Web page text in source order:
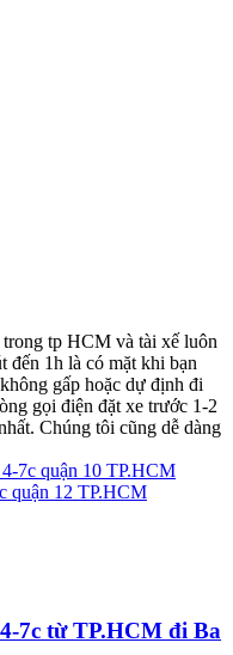
tp HCM và tài xế luôn
đến 1h là có mặt khi bạn
gấp hoặc dự định đi
gọi điện đặt xe trước 1-2
Chúng tôi cũng dễ dàng
7c quận 10 TP.HCM
quận 12 TP.HCM
7c từ TP.HCM đi Ba